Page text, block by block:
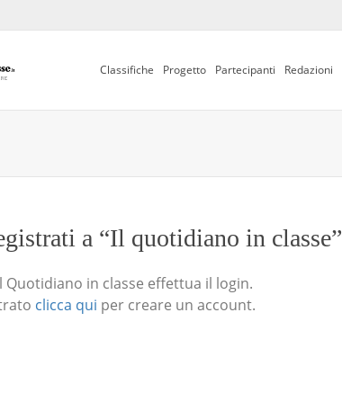
Classifiche Progetto Partecipanti Redazioni
a “Il quotidiano in classe”
Quotidiano in classe effettua il login.
clicca qui per creare un account.